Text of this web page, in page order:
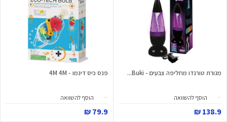
מנורת טורנדו מחליפה צבעים - Buki...
הוסף להשוואה
138.9 ₪
פנס כיס דינמו - 4M 4M
הוסף להשוואה
79.9 ₪